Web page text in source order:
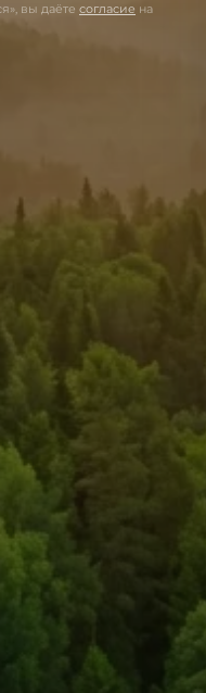
вы даёте согласие на